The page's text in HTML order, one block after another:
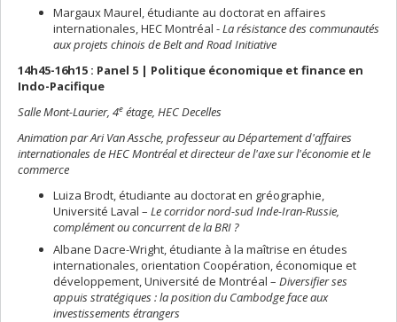
Margaux Maurel, étudiante au doctorat en affaires
internationales, HEC Montréal -La résistance des communautés
aux projets chinois de Belt and Road Initiative
14h45-16h15 : Panel 5 | Politique économique et finance en
Indo-Pacifique
Salle Mont-Laurier, 4e étage, HEC Decelles
Animation par Ari Van Assche, professeur au Département d'affaires
internationales de HEC Montréal et directeur de l'axe sur l'économie et le
commerce
Luiza Brodt, étudiante au doctorat en gréographie,
Université Laval – Le corridor nord-sud Inde-Iran-Russie,
complément ou concurrent de la BRI ?
Albane Dacre-Wright, étudiante à la maîtrise en études
internationales, orientation Coopération, économique et
développement, Université de Montréal – Diversifier ses
appuis stratégiques : la position du Cambodge face aux
investissements étrangers